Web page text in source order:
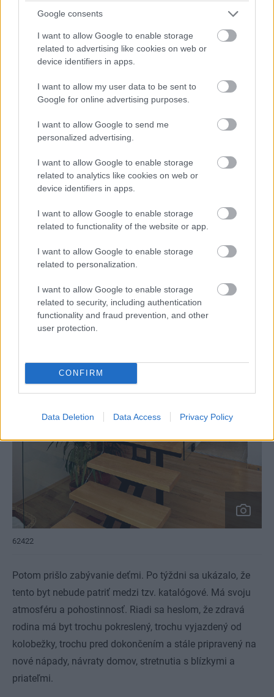
Google consents
I want to allow Google to enable storage
related to advertising like cookies on web or
device identifiers in apps.
I want to allow my user data to be sent to
Google for online advertising purposes.
I want to allow Google to send me
personalized advertising.
I want to allow Google to enable storage
related to analytics like cookies on web or
device identifiers in apps.
I want to allow Google to enable storage
related to functionality of the website or app.
I want to allow Google to enable storage
related to personalization.
I want to allow Google to enable storage
related to security, including authentication
functionality and fraud prevention, and other
user protection.
CONFIRM
Data Deletion Data Access Privacy Policy
zvolal murár. A práveže bolo. Takto sa tehlový roh
prihovára peknej bielej hladkej stene až doteraz. Menej
veselo bolo v rodine pri zrode kuchynskej linky. Nápad
objednať atypické zariadenie kuchyne v remeselníckej
dielni priniesol nemilú skúsenosť: „… keď sme chceli mať
linku, museli sme si ju sami inštalovať“.
62422
Potom prišlo zabývanie deťmi. Po týždni sa ukázalo, že
tento byt nebude patriť medzi tzv. katalógové. Má svoju
atmosféru a pohostinnosť. Riadi sa heslom, že zdravá
rodina má byt trochu pokreslený, trochu vyjazdený od
kolobežky, trochu pred dokončením a stále pripravený na
nové nápady, návraty domov, stretnutia s blízkymi a
priateľmi.